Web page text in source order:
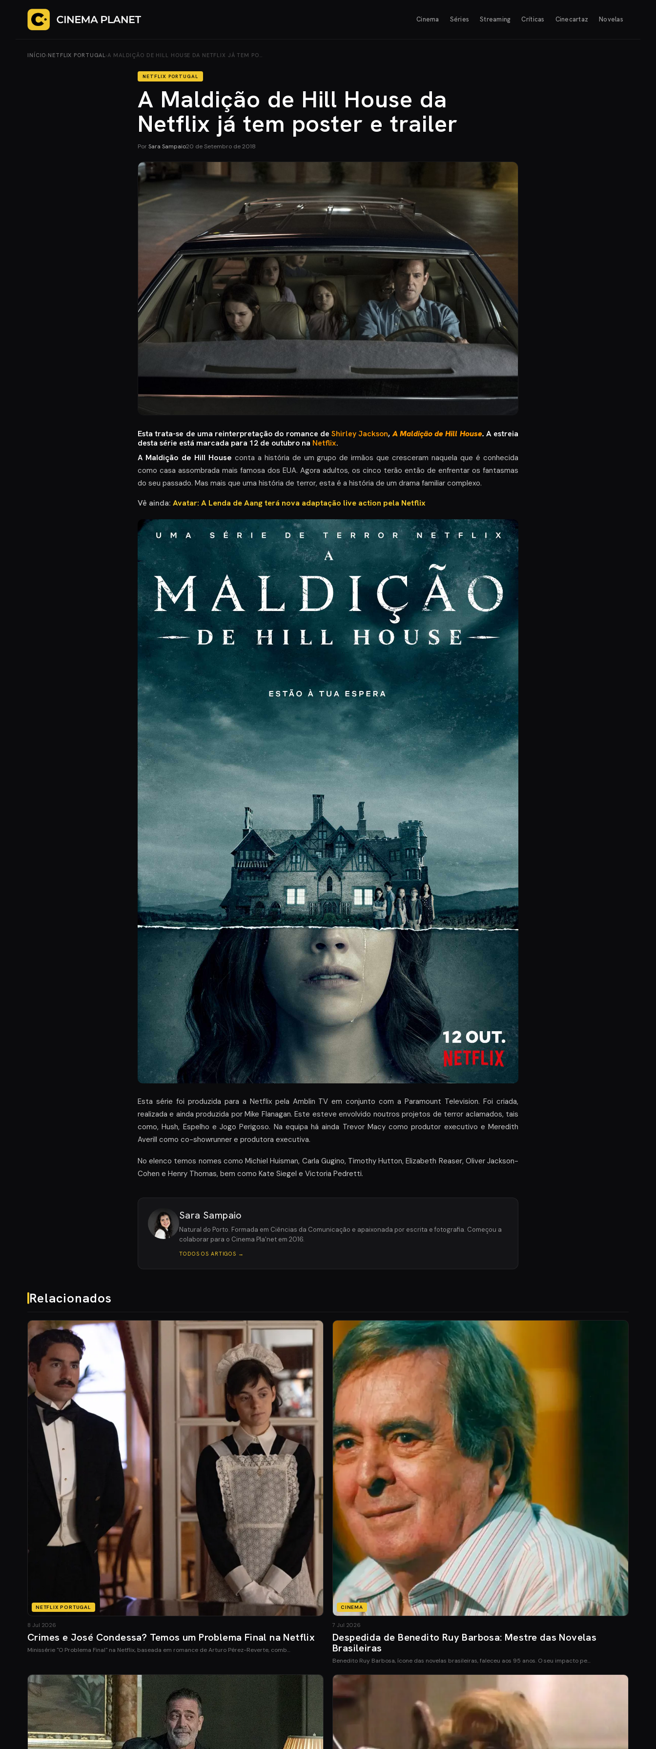
Cinema Séries Streaming Críticas Cinecartaz Novelas
INÍCIO› NETFLIX PORTUGAL›A MALDIÇÃO DE HILL HOUSE DA NETFLIX JÁ TEM PO…
NETFLIX PORTUGAL
A Maldição de Hill House da
Netflix já tem poster e trailer
Por Sara Sampaio20 de Setembro de 2018
Esta trata-se de uma reinterpretação do romance de Shirley Jackson,A Maldição de Hill House. A estreia
desta série está marcada para 12 de outubro na Netflix.
A Maldição de Hill House conta a história de um grupo de irmãos que cresceram naquela que é conhecida
como casa assombrada mais famosa dos EUA. Agora adultos, os cinco terão então de enfrentar os fantasmas
do seu passado. Mas mais que uma história de terror, esta é a história de um drama familiar complexo.
Vê ainda: Avatar: A Lenda de Aang terá nova adaptação live action pela Netflix
Esta série foi produzida para a Netflix pela Amblin TV em conjunto com a Paramount Television. Foi criada,
realizada e ainda produzida por Mike Flanagan. Este esteve envolvido noutros projetos de terror aclamados, tais
como, Hush, Espelho e Jogo Perigoso. Na equipa há ainda Trevor Macy como produtor executivo e Meredith
Averill como co-showrunner e produtora executiva.
No elenco temos nomes como Michiel Huisman, Carla Gugino, Timothy Hutton, Elizabeth Reaser, Oliver Jackson-
Cohen e Henry Thomas, bem como Kate Siegel e Victoria Pedretti.
Sara Sampaio
Natural do Porto. Formada em Ciências da Comunicação e apaixonada por escrita e fotografia. Começou a
colaborar para o Cinema Pla'net em 2016.
TODOS OS ARTIGOS →
Relacionados
NETFLIX PORTUGAL
8 Jul 2026
Crimes e José Condessa? Temos um Problema Final na Netflix
Minissérie "O Problema Final" na Netflix, baseada em romance de Arturo Pérez-Reverte, comb…
CINEMA
7 Jul 2026
Despedida de Benedito Ruy Barbosa: Mestre das Novelas
Brasileiras
Benedito Ruy Barbosa, ícone das novelas brasileiras, faleceu aos 95 anos. O seu impacto pe…